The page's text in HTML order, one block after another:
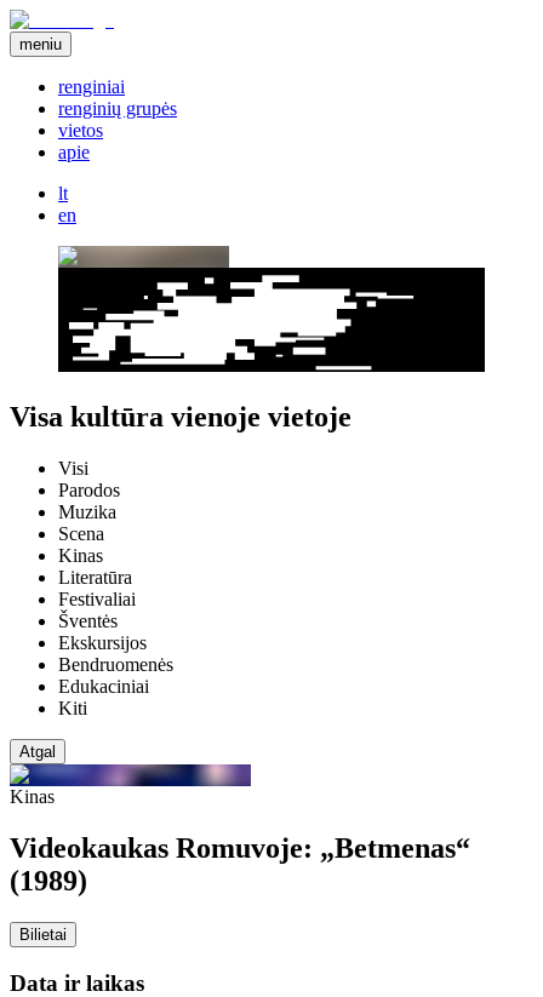
meniu
renginiai
renginių grupės
vietos
apie
lt
en
Visa kultūra vienoje vietoje
Visi
Parodos
Muzika
Scena
Kinas
Literatūra
Festivaliai
Šventės
Ekskursijos
Bendruomenės
Edukaciniai
Kiti
Atgal
Kinas
Videokaukas Romuvoje: „Betmenas“
(1989)
Bilietai
Data ir laikas